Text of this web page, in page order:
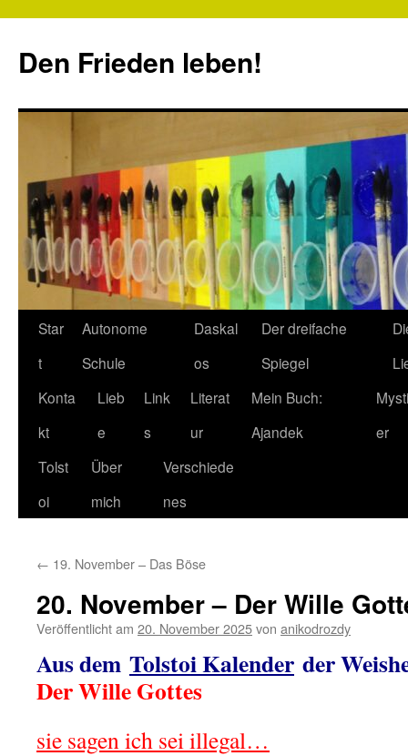
springen
Den Frieden leben!
Star
t
Autonome
Schule
Daskal
os
Der dreifache
Spiegel
Konta
kt
Lieb
e
Link
s
Literat
ur
Mein Buch:
Ajandek
er
Tolst
oi
Über
mich
Verschiede
nes
← 19. November – Das Böse
20. November – Der Wille
Veröffentlicht am 20. November 2025von anikodrozdy
Aus dem Tolstoi Kalender der
Der Wille Gottes
sie sagen ich sei illegal…